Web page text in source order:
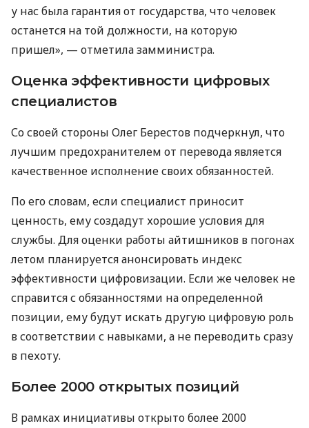
у нас была гарантия от государства, что человек
останется на той должности, на которую
пришел», — отметила замминистра.
Оценка эффективности цифровых
специалистов
Со своей стороны Олег Берестов подчеркнул, что
лучшим предохранителем от перевода является
качественное исполнение своих обязанностей.
По его словам, если специалист приносит
ценность, ему создадут хорошие условия для
службы. Для оценки работы айтишников в погонах
летом планируется анонсировать индекс
эффективности цифровизации. Если же человек не
справится с обязанностями на определенной
позиции, ему будут искать другую цифровую роль
в соответствии с навыками, а не переводить сразу
в пехоту.
Более 2000 открытых позиций
В рамках инициативы открыто более 2000